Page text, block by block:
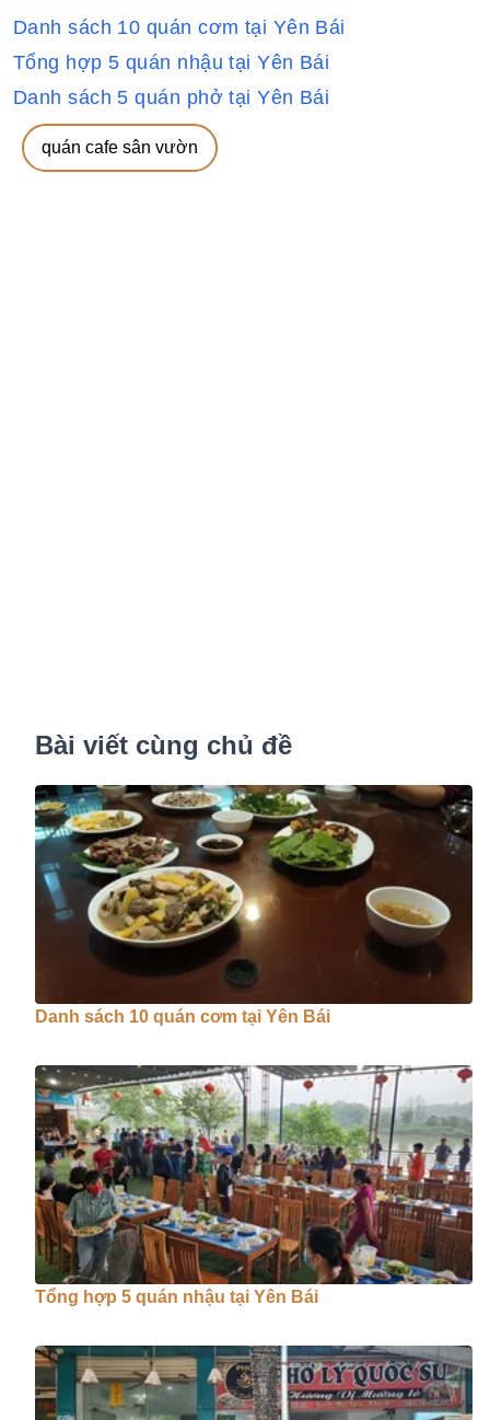
Danh sách 10 quán cơm tại Yên Bái
Tổng hợp 5 quán nhậu tại Yên Bái
Danh sách 5 quán phở tại Yên Bái
quán cafe sân vườn
Bài viết cùng chủ đề
Danh sách 10 quán cơm tại Yên Bái
Tổng hợp 5 quán nhậu tại Yên Bái